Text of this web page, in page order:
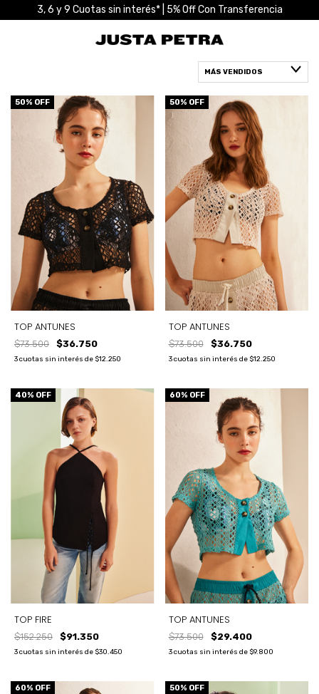
3, 6 y 9 Cuotas sin interés* | 5% Off Con Transferencia
50% OFF
TOP ANTUNES
$73.500 $36.750
3cuotas sin interés de $12.250
50% OFF
TOP ANTUNES
$73.500 $36.750
3 cuotas sin interés de $12.250
40% OFF
TOP FIRE
$152.250 $91.350
3cuotas sin interés de $30.450
60% OFF
TOP ANTUNES
$73.500 $29.400
3 cuotas sin interés de $9.800
60% OFF 50% OFF